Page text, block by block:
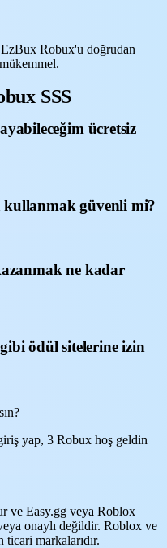
Robux'u doğrudan
SSS
ücretsiz
kullanmak güvenli mi?
ne kadar
ödül sitelerine izin
yap, 3 Robux hoş geldin
ve Easy.gg veya Roblox
onaylı değildir. Roblox ve
markalarıdır.